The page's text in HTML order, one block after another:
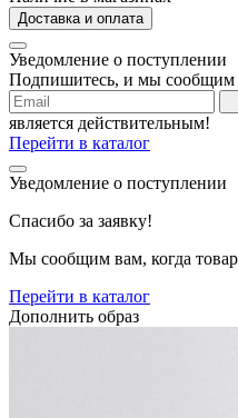
Доставка и оплата
Уведомление о поступлении
Подпишитесь, и мы сообщим
является действительным!
Перейти в каталог
Уведомление о поступлении
Спасибо за заявку!
Мы сообщим вам, когда товар
Перейти в каталог
Дополнить образ